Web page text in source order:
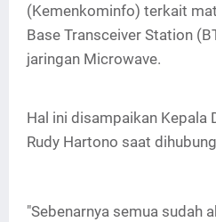
(Kemenkominfo) terkait
Base Transceiver Station
jaringan Microwave.
Hal ini disampaikan Kepala
Rudy Hartono saat
"Sebenarnya semua sudah